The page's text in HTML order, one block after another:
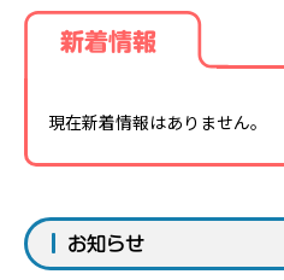
新着情報
現在新着情報はありません。
お知らせ